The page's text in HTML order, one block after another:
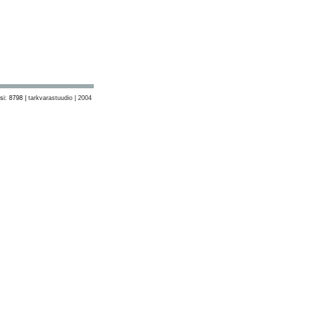
8798 | tarkvarastuudio | 2004